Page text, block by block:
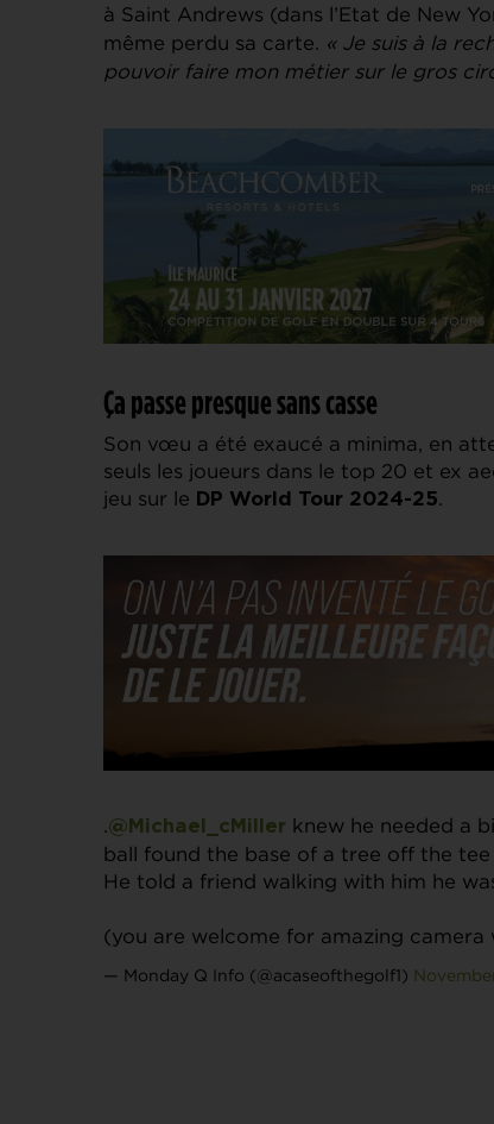
à Saint Andrews (dans l’Etat de New
même perdu sa carte. « Je suis à la
pouvoir faire mon métier sur le gros
Ça passe presque sans casse
Son vœu a été exaucé a minima, en
seuls les joueurs dans le top 20 et ex
jeu sur le DP World Tour 2024-25.
.@Michael_cMiller knew he needed a
ball found the base of a tree off the
He told a friend walking with him he
(you are welcome for amazing camera
— Monday Q Info (@acaseofthegolf1)